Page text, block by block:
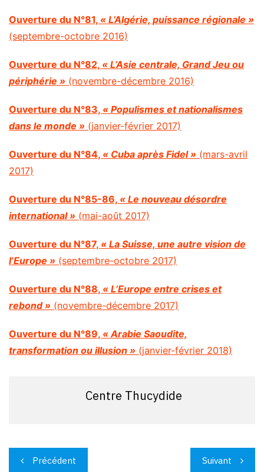
Ouverture du N°81, « L’Algérie, puissance régionale »
(septembre-octobre 2016)
Ouverture du N°82, « L’Asie centrale, Grand Jeu ou
périphérie » (novembre-décembre 2016)
Ouverture du N°83, « Populismes et nationalismes
dans le monde » (janvier-février 2017)
Ouverture du N°84, « Cuba après Fidel » (mars-avril
2017)
Ouverture du N°85-86, « Le nouveau désordre
international » (mai-août 2017)
Ouverture du N°87, « La Suisse, une autre vision de
l’Europe » (septembre-octobre 2017)
Ouverture du N°88, « L’Europe entre crises et
rebond » (novembre-décembre 2017)
Ouverture du N°89, « Arabie Saoudite,
transformation ou illusion » (janvier-février 2018)
Centre Thucydide
Navigation
Précédent Suivant